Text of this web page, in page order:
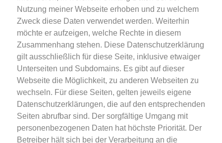
Nutzung meiner Webseite erhoben und zu welchem
Zweck diese Daten verwendet werden. Weiterhin
möchte er aufzeigen, welche Rechte in diesem
Zusammenhang stehen. Diese Datenschutzerklärung
gilt ausschließlich für diese Seite, inklusive etwaiger
Unterseiten und Subdomains. Es gibt auf dieser
Webseite die Möglichkeit, zu anderen Webseiten zu
wechseln. Für diese Seiten, gelten jeweils eigene
Datenschutzerklärungen, die auf den entsprechenden
Seiten abrufbar sind. Der sorgfältige Umgang mit
personenbezogenen Daten hat höchste Priorität. Der
Betreiber hält sich bei der Verarbeitung an die